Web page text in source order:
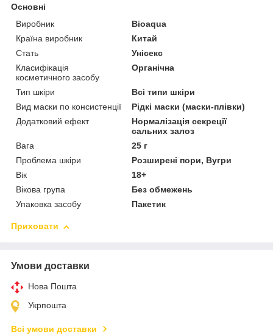
Основні
Виробник
Bioaqua
Країна виробник
Китай
Стать
Унісекс
Класифікація
косметичного засобу
Органічна
Тип шкіри
Всі типи шкіри
Вид маски по консистенції
Рідкі маски (маски-плівки)
Додатковий ефект
Нормалізація секреції
сальних залоз
Вага
25 г
Проблема шкіри
Розширені пори, Вугри
Вік
18+
Вікова група
Без обмежень
Упаковка засобу
Пакетик
Приховати
Умови доставки
Нова Пошта
Укрпошта
Всі умови доставки